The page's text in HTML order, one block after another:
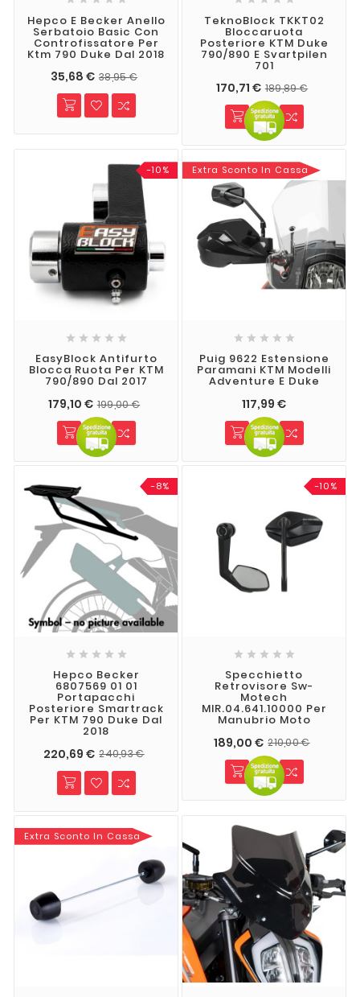
Hepco E Becker Anello
Serbatoio Basic Con
Controfissatore Per
Ktm 790 Duke Dal 2018
35,68 € 38,95 €
TeknoBlock TKKT02
Bloccaruota
Posteriore KTM Duke
790/890 E Svartpilen
701
170,71 € 189,89 €
-10%
    
EasyBlock Antifurto
Blocca Ruota Per KTM
790/890 Dal 2017
179,10 € 199,00 €
Extra Sconto In Cassa
    
Puig 9622 Estensione
Paramani KTM Modelli
Adventure E Duke
117,99 €
-8%
    
Hepco Becker
6807569 01 01
Portapacchi
Posteriore Smartrack
Per KTM 790 Duke Dal
2018
220,69 € 240,93 €
-10%
    
Specchietto
Retrovisore Sw-
Motech
MIR.04.641.10000 Per
Manubrio Moto
189,00 € 210,00 €
Extra Sconto In Cassa